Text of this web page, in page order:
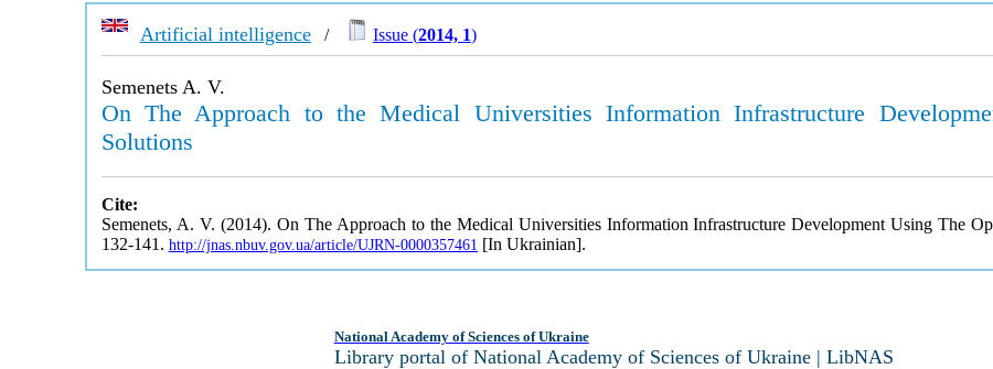
Artificial intelligence/ Issue (2014, 1)
Semenets A. V.
On The Approach to the Medical Universities Information Infrastructure
Solutions
Cite:
Semenets, A. V. (2014). On The Approach to the Medical Universities Information Infrastructure Development Using The
132-141. http://jnas.nbuv.gov.ua/article/UJRN-0000357461 [In Ukrainian].
National Academy of Sciences of Ukraine
Library portal of National Academy of Sciences of Ukraine | LibNAS